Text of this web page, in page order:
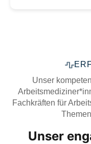
Unser
Fachkräften für
Unser